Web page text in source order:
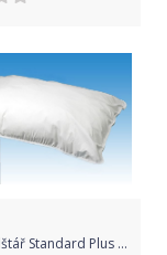
Dadka polštář Standard Plus 70x90